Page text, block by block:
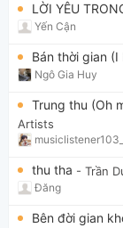
LỜI YÊU
Yến Cận
Bán thời gian
Ngô Gia Huy
Trung thu (Oh
Artists
thu tha - Trần
Đăng
Bên đời gian